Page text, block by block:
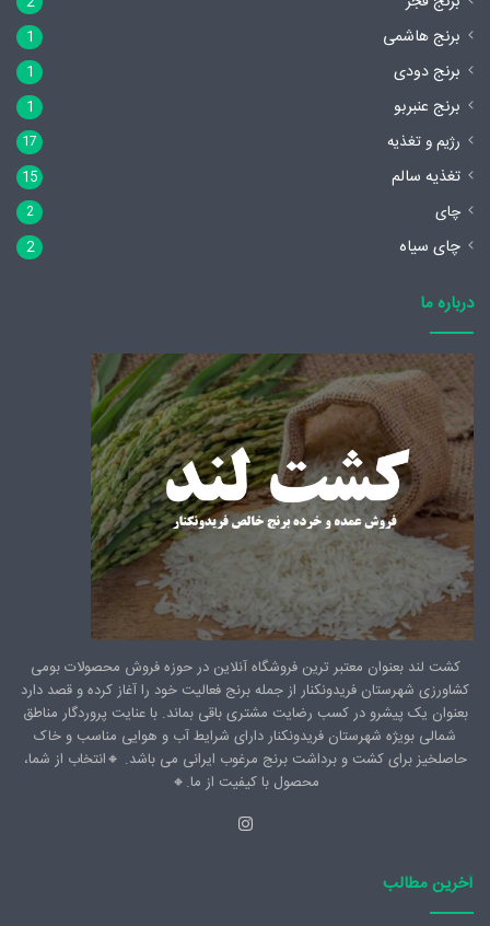
برنج هاشمی 1
برنج دودی 1
برنج عنبربو 1
رژیم و تغذیه 17
تغذیه سالم 15
چای 2
چای سیاه 2
درباره ما
کشت لند بعنوان معتبر ترین فروشگاه آنلاین در حوزه فروش محصولات بومی
کشاورزی شهرستان فریدونکنار از جمله برنج فعالیت خود را آغاز کرده و قصد دارد
بعنوان یک پیشرو در کسب رضایت مشتری باقی بماند. با عنایت پروردگار مناطق
شمالی بویژه شهرستان فریدونکنار دارای شرایط آب و هوایی مناسب و خاک
حاصلخیز برای کشت و برداشت برنج مرغوب ایرانی می باشد. 🔸️انتخاب از شما،
محصول با کیفیت از ما.🔸️
آخرین مطالب